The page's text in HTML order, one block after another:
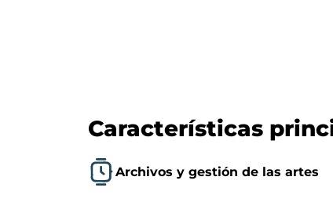
Características
Archivos y gestión de las artes